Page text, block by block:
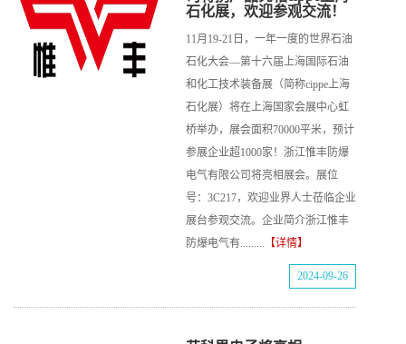
石化展，欢迎参观交流！
11月19-21日，一年一度的世界石油
石化大会—第十六届上海国际石油
和化工技术装备展（简称cippe上海
石化展）将在上海国家会展中心虹
桥举办，展会面积70000平米，预计
参展企业超1000家！浙江惟丰防爆
电气有限公司将亮相展会。展位
号：3C217，欢迎业界人士莅临企业
展台参观交流。企业简介浙江惟丰
防爆电气有......... 【详情】
2024-09-26